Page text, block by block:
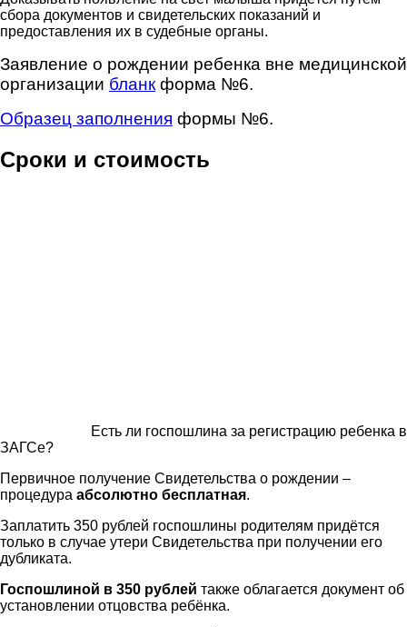
сбора документов и свидетельских показаний и
предоставления их в судебные органы.
Заявление о рождении ребенка вне медицинской
организации бланк форма №6.
Образец заполнения формы №6.
Сроки и стоимость
Есть ли госпошлина за регистрацию ребенка в
ЗАГСе?
Первичное получение Свидетельства о рождении –
процедура абсолютно бесплатная.
Заплатить 350 рублей госпошлины родителям придётся
только в случае утери Свидетельства при получении его
дубликата.
Госпошлиной в 350 рублей также облагается документ об
установлении отцовства ребёнка.